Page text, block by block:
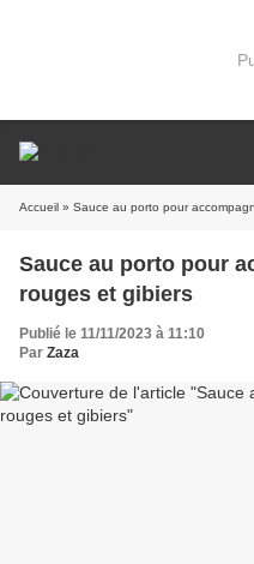
Accueil » Sauce au porto pour
Sauce au porto pour
rouges et gibiers
Publié le 11/11/2023 à 11:10
Par Zaza